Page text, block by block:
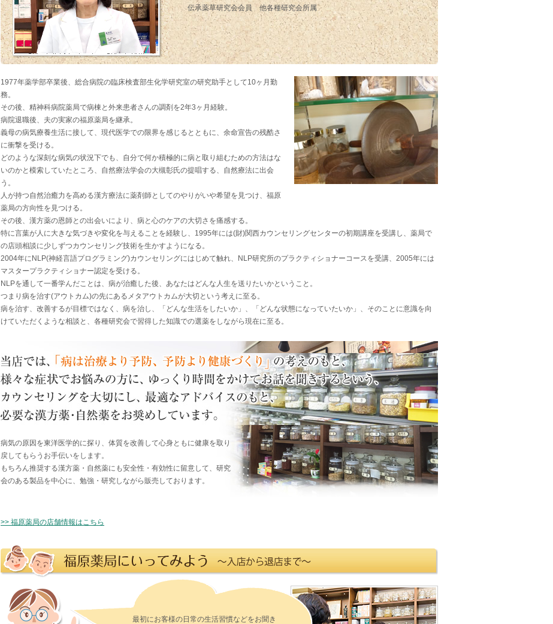
伝承薬草研究会会員 他各種研究会所属
1977年薬学部卒業後、総合病院の臨床検査部生化学研究室の研究助手として10ヶ月勤
務。
その後、精神科病院薬局で病棟と外来患者さんの調剤を2年3ヶ月経験。
病院退職後、夫の実家の福原薬局を継承。
義母の病気療養生活に接して、現代医学での限界を感じるとともに、余命宣告の残酷さ
に衝撃を受ける。
どのような深刻な病気の状況下でも、自分で何か積極的に病と取り組むための方法はな
いのかと模索していたところ、自然療法学会の大槻彰氏の提唱する、自然療法に出会
う。
人が持つ自然治癒力を高める漢方療法に薬剤師としてのやりがいや希望を見つけ、福原
薬局の方向性を見つける。
その後、漢方薬の恩師との出会いにより、病と心のケアの大切さを痛感する。
特に言葉が人に大きな気づきや変化を与えることを経験し、1995年には(財)関西カウンセリングセンターの初期講座を受講し、薬局で
の店頭相談に少しずつカウンセリング技術を生かすようになる。
2004年にNLP(神経言語プログラミング)カウンセリングにはじめて触れ、NLP研究所のプラクティショナーコースを受講、2005年には
マスタープラクティショナー認定を受ける。
NLPを通して一番学んだことは、病が治癒した後、あなたはどんな人生を送りたいかということ。
つまり病を治す(アウトカム)の先にあるメタアウトカムが大切という考えに至る。
病を治す、改善するが目標ではなく、病を治し、「どんな生活をしたいか」、「どんな状態になっていたいか」、そのことに意識を向
けていただくような相談と、各種研究会で習得した知識での選薬をしながら現在に至る。
病気の原因を東洋医学的に探り、体質を改善して心身ともに健康を取り
戻してもらうお手伝いをします。
もちろん推奨する漢方薬・自然薬にも安全性・有効性に留意して、研究
会のある製品を中心に、勉強・研究しながら販売しております。
>> 福原薬局の店舗情報はこちら
最初にお客様の日常の生活習慣などをお聞き